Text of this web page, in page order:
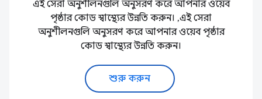
এই সেরা অনুশীলনগুলি অনুসরণ করে আপনার ওয়েব
পৃষ্ঠার কোড স্বাস্থ্যের উন্নতি করুন। ,এই সেরা
অনুশীলনগুলি অনুসরণ করে আপনার ওয়েব পৃষ্ঠার
কোড স্বাস্থ্যের উন্নতি করুন।
শুরু করুন